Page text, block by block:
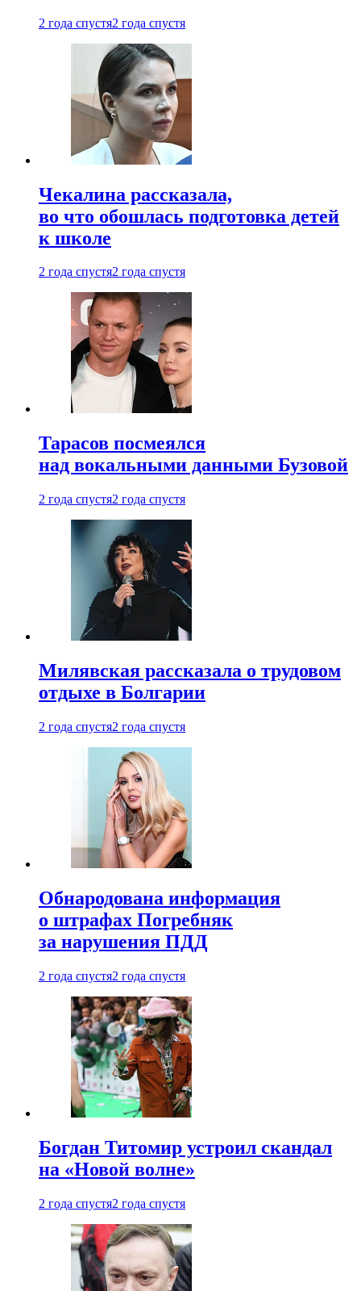
2 года спустя2 года спустя
Чекалина рассказала,
во что обошлась подготовка детей
к школе
2 года спустя2 года спустя
Тарасов посмеялся
над вокальными данными Бузовой
2 года спустя2 года спустя
Милявская рассказала о трудовом
отдыхе в Болгарии
2 года спустя2 года спустя
Обнародована информация
о штрафах Погребняк
за нарушения ПДД
2 года спустя2 года спустя
Богдан Титомир устроил скандал
на «Новой волне»
2 года спустя2 года спустя